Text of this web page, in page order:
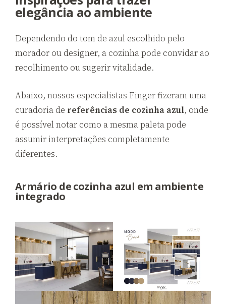
elegância ao ambiente
Dependendo do tom de azul escolhido pelo
morador ou designer, a cozinha pode convidar ao
recolhimento ou sugerir vitalidade.
Abaixo, nossos especialistas Finger fizeram uma
curadoria de referências de cozinha azul, onde
é possível notar como a mesma paleta pode
assumir interpretações completamente
diferentes.
Armário de cozinha azul em ambiente
integrado